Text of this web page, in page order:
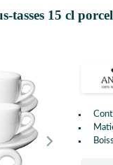
tasses 15 cl